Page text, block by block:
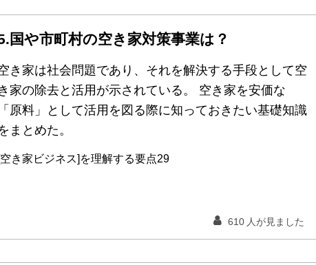
国や市町村の空き家対策事業は？
き家は社会問題であり、それを解決する手段として空
家の除去と活用が示されている。 空き家を安価な
「原料」として活用を図る際に知っておきたい基礎知識
まとめた。
き家ビジネス]を理解する要点29
610 人が見ました